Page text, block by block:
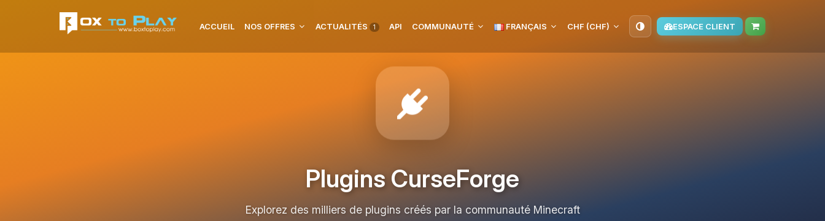
ACCUEIL NOS OFFRES ACTUALITÉS 1 API COMMUNAUTÉ FRANÇAIS CHF (CHF) ESPACE CLIENT
Plugins CurseForge
Explorez des milliers de plugins créés par la communauté Minecraft